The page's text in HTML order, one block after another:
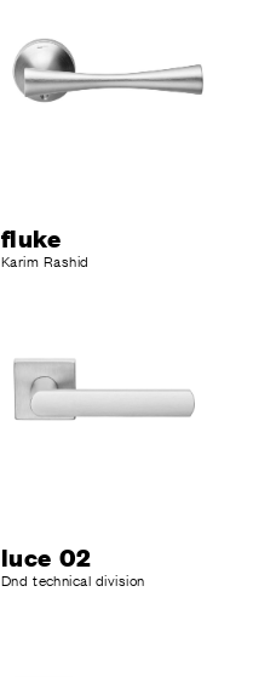
fluke
Karim Rashid
luce 02
Dnd technical division